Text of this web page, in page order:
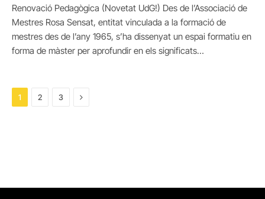
Renovació Pedagògica (Novetat UdG!) Des de l’Associació de
Mestres Rosa Sensat, entitat vinculada a la formació de
mestres des de l’any 1965, s’ha dissenyat un espai formatiu en
forma de màster per aprofundir en els significats…
1 2 3 Next